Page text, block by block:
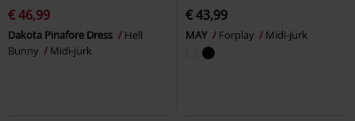
€ 46,99
Dakota Pinafore Dress
Hell
Bunny
Midi-jurk
€ 43,99
MAY Forplay Midi-jurk